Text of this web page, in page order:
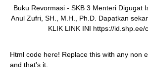
Buku Revormasi - SKB 3 Menteri Digugat
Anul Zufri, SH., M.H., Ph.D. Dapatkan
KLIK LINK INI https://id.shp.ee/
Html code here! Replace this with any non
and that's it.